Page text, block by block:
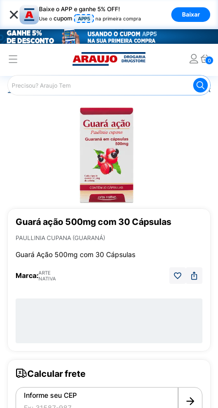
× Baixe o APP e ganhe 5% OFF!
Use o cupom APP5 na primeira compra
Baixar
0
Araujo Saúde e Bem Estar
Guará ação 500mg com 30 Cápsulas
PAULLINIA CUPANA (GUARANÁ)
Guará Ação 500mg com 30 Cápsulas
Marca:ARTE
NATIVA
Calcular frete
Informe seu CEP